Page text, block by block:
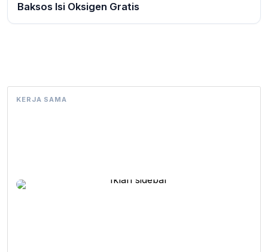
Baksos Isi Oksigen Gratis
KERJA SAMA